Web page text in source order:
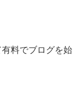
料でブログを始